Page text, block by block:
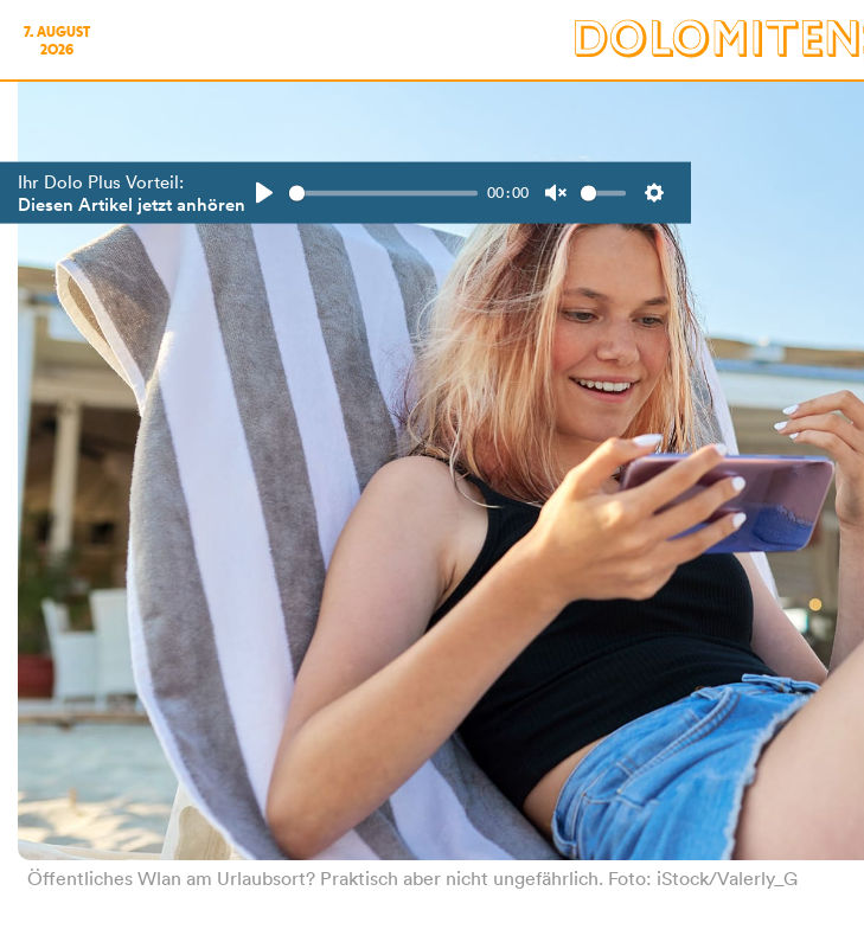
7. AUGUST
2026
Ihr Dolo Plus Vorteil:
Diesen Artikel jetzt anhören
Play
00:00
Unmute Settings
Öffentliches Wlan am Urlaubsort? Praktisch aber nicht ungefährlich. Foto: iStock/Valerly_G